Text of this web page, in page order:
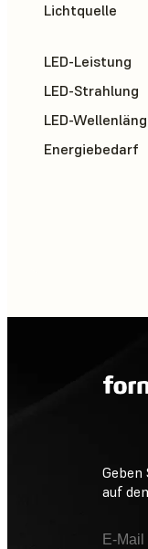
Lichtquelle
LED-Leistung
LED-Strahlung
LED-
Energiebedarf
Geben
auf